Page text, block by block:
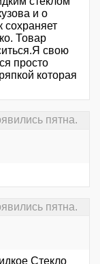
и о
сохраняет
Товар
свою
просто
которая
пятна.
пятна.
Стекло